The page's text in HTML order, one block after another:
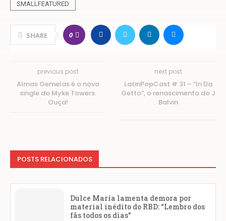
SMALLFEATURED
SHARE 0
previous post
Almas Gemelas é o novo
single do Myke Towers.
Ouça!
next post
LatinPopCast # 31 – “In Da
Getto”, o renascimento do J
Balvin
POSTS RELACIONADOS
Dulce María lamenta demora por
material inédito do RBD: “Lembro dos
fãs todos os dias”